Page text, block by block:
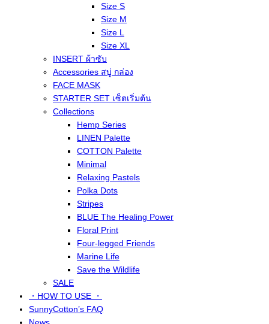
Size S
Size M
Size L
Size XL
INSERT ผ้าซับ
Accessories สบู่ กล่อง
FACE MASK
STARTER SET เซ็ตเริ่มต้น
Collections
Hemp Series
LINEN Palette
COTTON Palette
Minimal
Relaxing Pastels
Polka Dots
Stripes
BLUE The Healing Power
Floral Print
Four-legged Friends
Marine Life
Save the Wildlife
SALE
・HOW TO USE ・
SunnyCotton’s FAQ